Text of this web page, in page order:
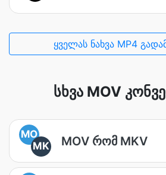
ყველას ნახვა MP4
სხვა MOV
MO
MK
MOV რომ MKV